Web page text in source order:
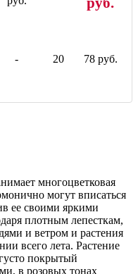
- 20 78 руб.
многоцветковая
могут вписаться
ее своими яркими
плотным лепесткам,
и ветром и растения
всего лета. Растение
покрытый
в розовых тонах